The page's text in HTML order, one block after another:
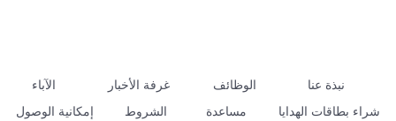
نبذة عنا الوظائف غرفة الأخبار
الآباء
شراء بطاقات الهدايا
مساعدة الشروط إمكانية الوصول